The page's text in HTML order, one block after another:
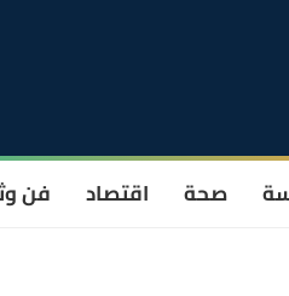
صحة اقتصاد فن